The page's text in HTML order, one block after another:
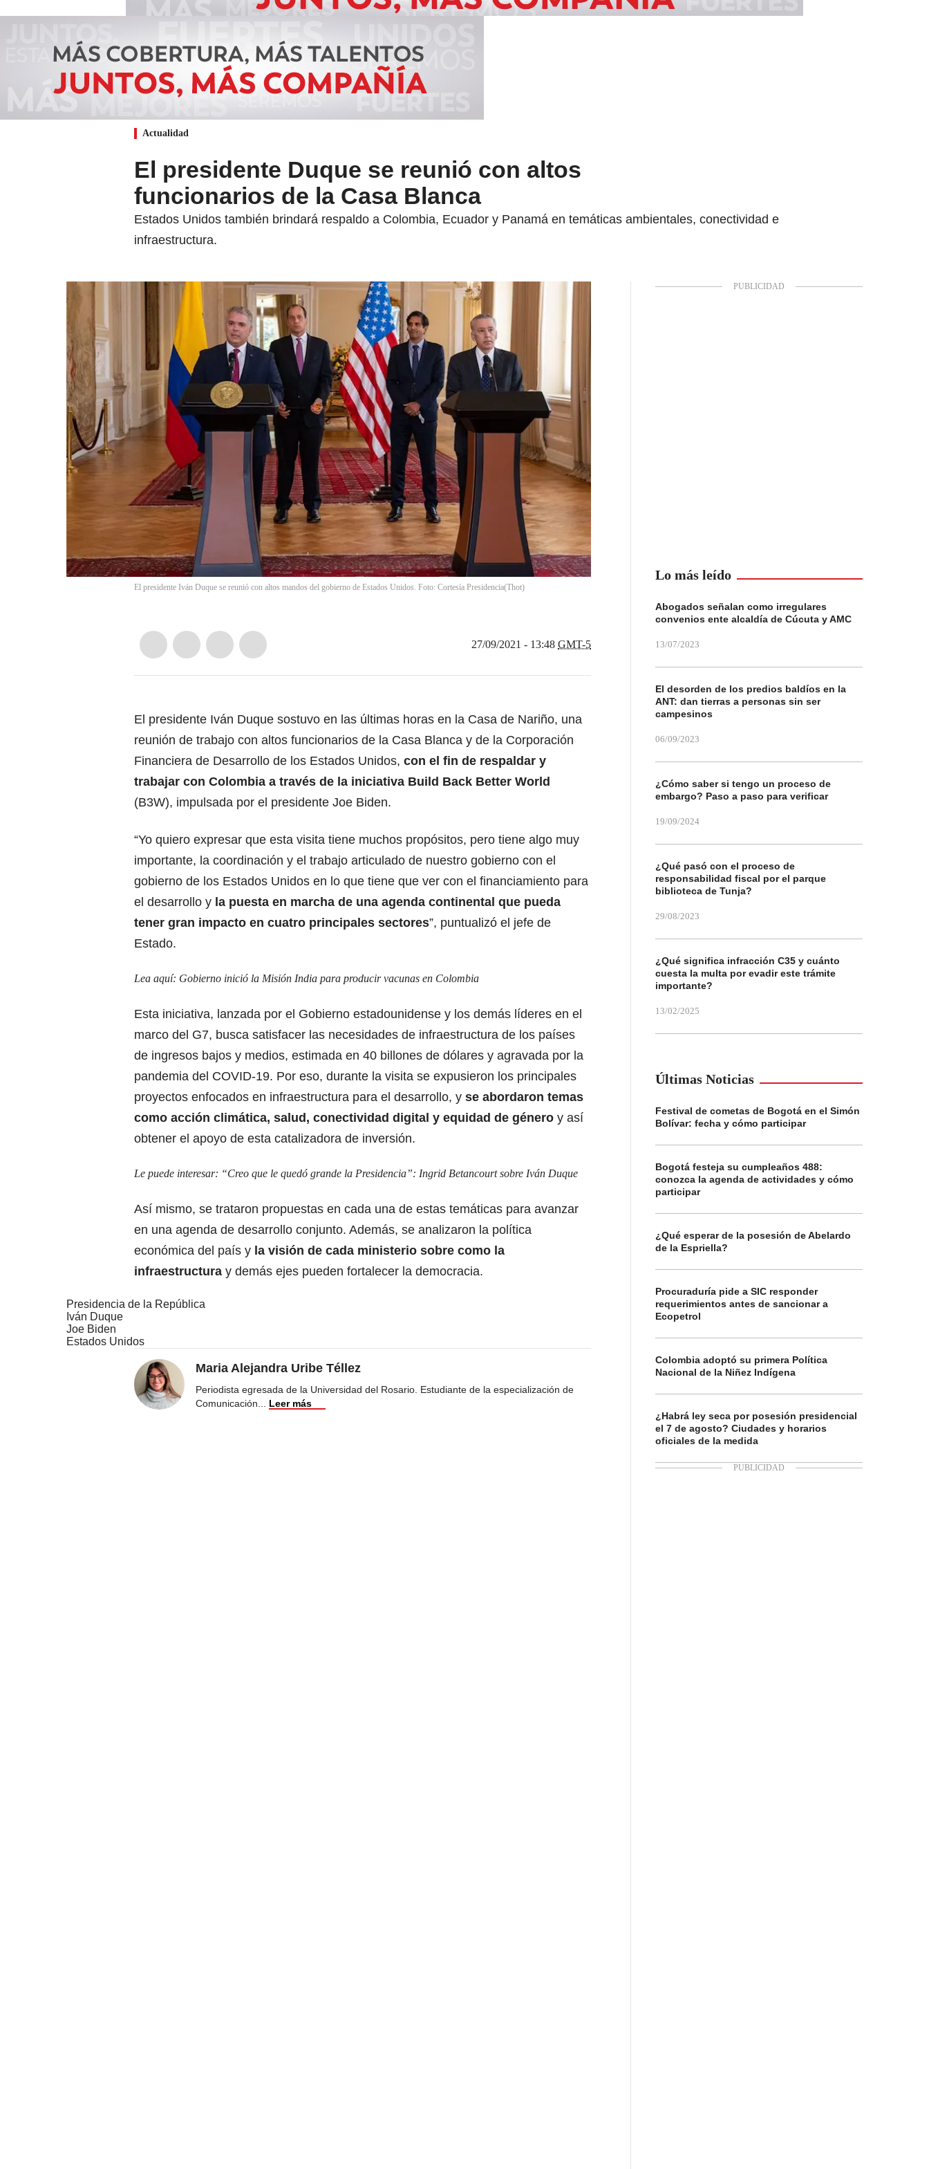
Actualidad
El presidente Duque se reunió con altos
funcionarios de la Casa Blanca
Estados Unidos también brindará respaldo a Colombia, Ecuador y Panamá en temáticas ambientales, conectividad e
infraestructura.
El presidente Iván Duque se reunió con altos mandos del gobierno de Estados Unidos. Foto: Cortesía Presidencia(Thot)
27/09/2021 - 13:48 GMT-5
El presidente Iván Duque sostuvo en las últimas horas en la Casa de Nariño, una
reunión de trabajo con altos funcionarios de la Casa Blanca y de la Corporación
Financiera de Desarrollo de los Estados Unidos, con el fin de respaldar y
trabajar con Colombia a través de la iniciativa Build Back Better World
(B3W), impulsada por el presidente Joe Biden.
“Yo quiero expresar que esta visita tiene muchos propósitos, pero tiene algo muy
importante, la coordinación y el trabajo articulado de nuestro gobierno con el
gobierno de los Estados Unidos en lo que tiene que ver con el financiamiento para
el desarrollo y la puesta en marcha de una agenda continental que pueda
tener gran impacto en cuatro principales sectores”, puntualizó el jefe de
Estado.
Lea aquí: Gobierno inició la Misión India para producir vacunas en Colombia
Esta iniciativa, lanzada por el Gobierno estadounidense y los demás líderes en el
marco del G7, busca satisfacer las necesidades de infraestructura de los países
de ingresos bajos y medios, estimada en 40 billones de dólares y agravada por la
pandemia del COVID-19. Por eso, durante la visita se expusieron los principales
proyectos enfocados en infraestructura para el desarrollo, y se abordaron temas
como acción climática, salud, conectividad digital y equidad de género y así
obtener el apoyo de esta catalizadora de inversión.
Le puede interesar: “Creo que le quedó grande la Presidencia”: Ingrid Betancourt sobre Iván Duque
Así mismo, se trataron propuestas en cada una de estas temáticas para avanzar
en una agenda de desarrollo conjunto. Además, se analizaron la política
económica del país y la visión de cada ministerio sobre como la
infraestructura y demás ejes pueden fortalecer la democracia.
Presidencia de la República
Iván Duque
Joe Biden
Estados Unidos
Maria Alejandra Uribe Téllez
Periodista egresada de la Universidad del Rosario. Estudiante de la especialización de
Comunicación
Leer más
Lo más leído
Abogados señalan como irregulares
convenios ente alcaldía de Cúcuta y AMC
13/07/2023
El desorden de los predios baldíos en la
ANT: dan tierras a personas sin ser
campesinos
06/09/2023
¿Cómo saber si tengo un proceso de
embargo? Paso a paso para verificar
19/09/2024
¿Qué pasó con el proceso de
responsabilidad fiscal por el parque
biblioteca de Tunja?
29/08/2023
¿Qué significa infracción C35 y cuánto
cuesta la multa por evadir este trámite
importante?
13/02/2025
Últimas Noticias
Festival de cometas de Bogotá en el Simón
Bolívar: fecha y cómo participar
Bogotá festeja su cumpleaños 488:
conozca la agenda de actividades y cómo
participar
¿Qué esperar de la posesión de Abelardo
de la Espriella?
Procuraduría pide a SIC responder
requerimientos antes de sancionar a
Ecopetrol
Colombia adoptó su primera Política
Nacional de la Niñez Indígena
¿Habrá ley seca por posesión presidencial
el 7 de agosto? Ciudades y horarios
oficiales de la medida